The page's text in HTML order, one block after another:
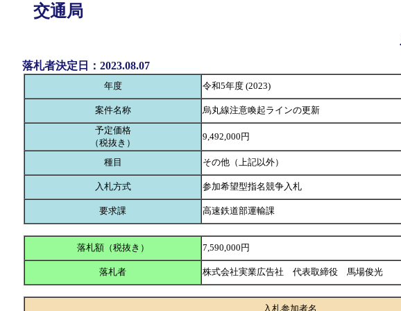
交通局
落札者決定日：2023.08.07
年度 令和5年度 (2023)
案件名称
烏丸線注意喚起ラインの更新
予定価格
（税抜き）
9,492,000円
種目 その他（上記以外）
入札方式 参加希望型指名競争入札
要求課 高速鉄道部運輸課
落札額（税抜き） 7,590,000円
落札者 株式会社実業広告社 代表取締役 馬場俊光
入札参加者名